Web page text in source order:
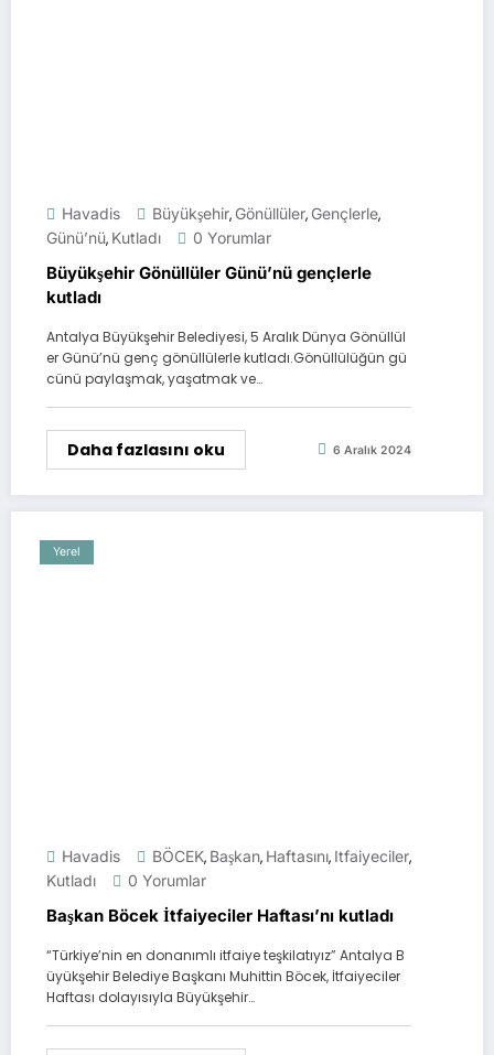
Havadis Büyükşehir, Gönüllüler, Gençlerle,
Günü’nü, Kutladı 0 Yorumlar
Büyükşehir Gönüllüler Günü’nü gençlerle
kutladı
Antalya Büyükşehir Belediyesi, 5 Aralık Dünya Gönüllül
er Günü’nü genç gönüllülerle kutladı.Gönüllülüğün gü
cünü paylaşmak, yaşatmak ve…
Daha fazlasını oku 6 Aralık 2024
Yerel
Havadis BÖCEK, Başkan, Haftasını, Itfaiyeciler,
Kutladı
0 Yorumlar
Başkan Böcek İtfaiyeciler Haftası’nı kutladı
“Türkiye’nin en donanımlı itfaiye teşkilatıyız” Antalya B
üyükşehir Belediye Başkanı Muhittin Böcek, İtfaiyeciler
Haftası dolayısıyla Büyükşehir…